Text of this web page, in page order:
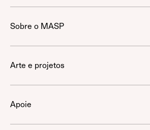
Sobre o MASP
Arte e projetos
Apoie